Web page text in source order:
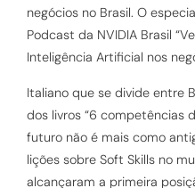
negócios no Brasil. O
Podcast da NVIDIA Brasil
Inteligência Artificial nos
Italiano que se divide entre
dos livros “6 competências
futuro não é mais como
lições sobre Soft Skills no
alcançaram a primeira